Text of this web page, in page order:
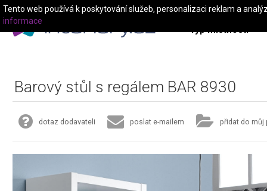
Typ místnosti
Barový stůl s regálem BAR 8930
dotaz dodavateli poslat e-mailem přidat do můj
Tento web používá k poskytování služeb, personalizaci reklam a
informace